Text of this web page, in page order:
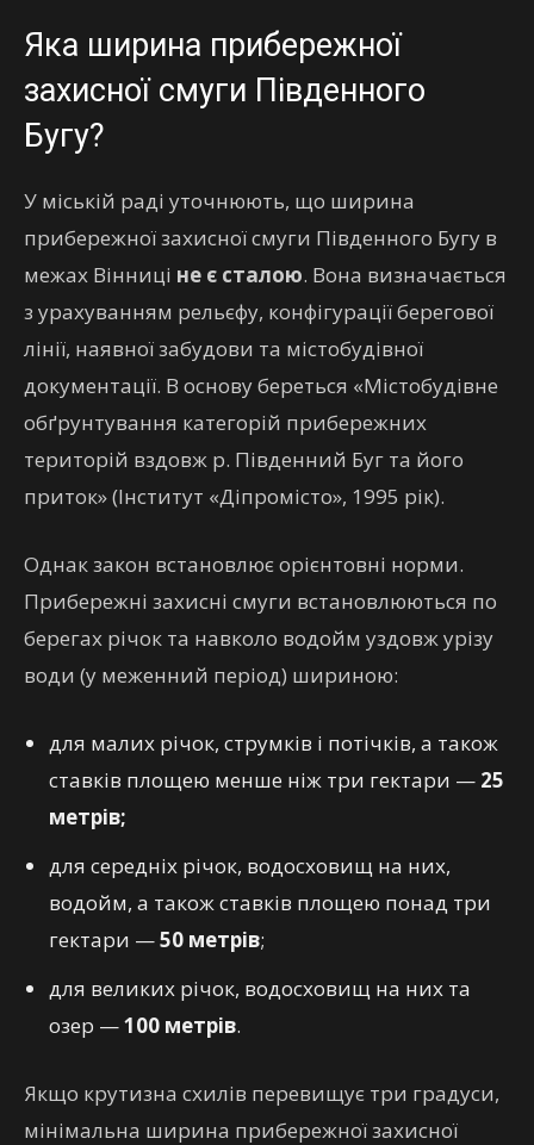
Яка ширина прибережної
захисної смуги Південного
Бугу?
У міській раді уточнюють, що ширина
прибережної захисної смуги Південного Бугу в
межах Вінниці не є сталою. Вона визначається
з урахуванням рельєфу, конфігурації берегової
лінії, наявної забудови та містобудівної
документації. В основу береться «Містобудівне
обґрунтування категорій прибережних
територій вздовж р. Південний Буг та його
приток» (Інститут «Діпромісто», 1995 рік).
Однак закон встановлює орієнтовні норми.
Прибережні захисні смуги встановлюються по
берегах річок та навколо водойм уздовж урізу
води (у меженний період) шириною:
для малих річок, струмків і потічків, а також
ставків площею менше ніж три гектари — 25
метрів;
для середніх річок, водосховищ на них,
водойм, а також ставків площею понад три
гектари —50 метрів;
для великих річок, водосховищ на них та
озер —100 метрів.
Якщо крутизна схилів перевищує три градуси,
мінімальна ширина прибережної захисної